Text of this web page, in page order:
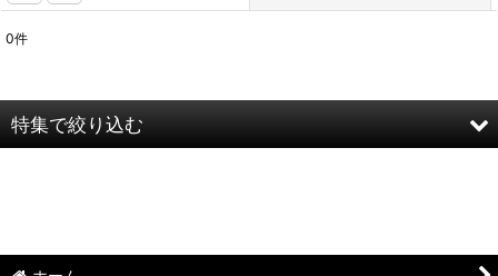
在庫あり
0件
特集で絞り込む